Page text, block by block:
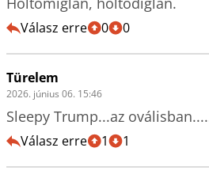
Válasz erre 0 0
Türelem
2026. június 06. 15:46
Sleepy Trump...az
Válasz erre 1 1